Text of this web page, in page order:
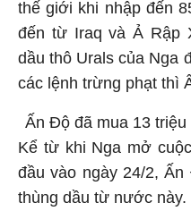
thế giới khi nhập đến
đến từ Iraq và Ả Rập
dầu thô Urals của Nga
các lệnh trừng phạt thì
Ấn Độ đã mua 13
Kể từ khi Nga mở
đầu vào ngày 24/2,
thùng dầu từ nước này.